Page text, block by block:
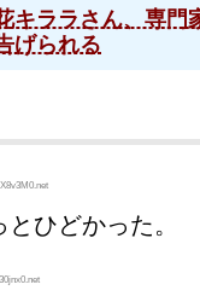
キララさん、専門
げられる
ひどかった。